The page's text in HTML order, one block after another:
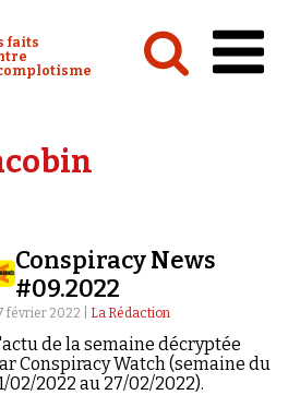
Watch :
faits
de presse
Conspiracy News
#09.2022
février 2022 | La Rédaction
de la semaine décryptée
Conspiracy Watch (semaine du
02/2022 au 27/02/2022).